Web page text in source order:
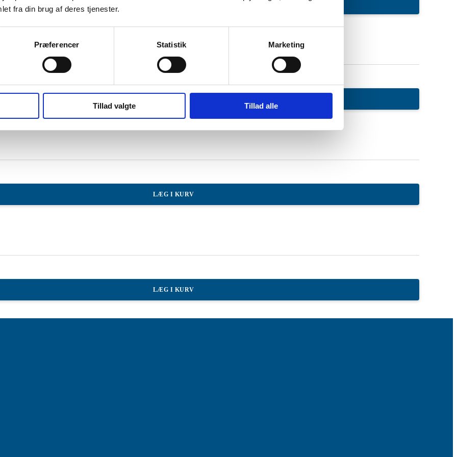
fra din brug af deres tjenester.
Præferencer Statistik Marketing
Tillad valgte Tillad alle
LÆG I KURV
LÆG I KURV